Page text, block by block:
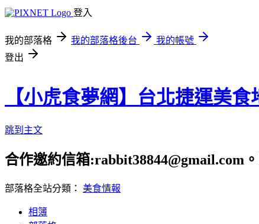
登入
我的部落格 我的部落格後台
我的帳號
登出
【小虎食夢網】台北捷運美食
跳到主文
合作邀約信箱:rabbit38844@gmail.com
部落格全站分類： 美食情報
相簿